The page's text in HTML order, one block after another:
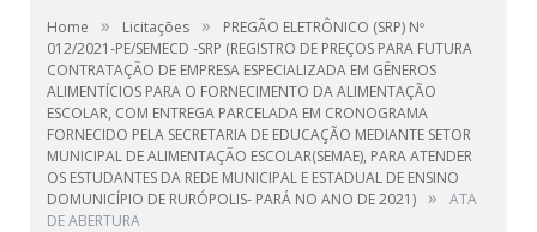
Home » Licitações »
PREGÃO ELETRÔNICO (SRP) Nº
012/2021-PE/SEMECD -SRP (REGISTRO DE PREÇOS PARA FUTURA
CONTRATAÇÃO DE EMPRESA ESPECIALIZADA EM GÊNEROS
ALIMENTÍCIOS PARA O FORNECIMENTO DA ALIMENTAÇÃO
ESCOLAR, COM ENTREGA PARCELADA EM CRONOGRAMA
FORNECIDO PELA SECRETARIA DE EDUCAÇÃO MEDIANTE SETOR
MUNICIPAL DE ALIMENTAÇÃO ESCOLAR(SEMAE), PARA ATENDER
OS ESTUDANTES DA REDE MUNICIPAL E ESTADUAL DE ENSINO
DOMUNICÍPIO DE RURÓPOLIS- PARÁ NO ANO DE 2021) »
ATA
DE ABERTURA